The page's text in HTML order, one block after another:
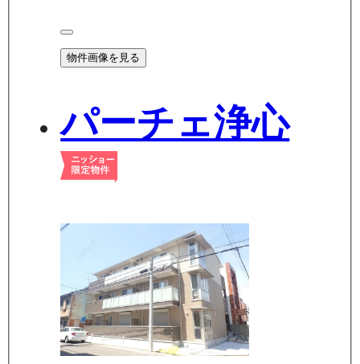
物件画像を見る
パーチェ浄心